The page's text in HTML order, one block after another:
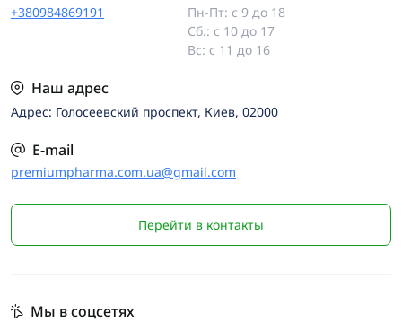
+380984869191
Пн-Пт: с 9 до 18
Сб.: с 10 до 17
Вс: с 11 до 16
Наш адрес
Адрес: Голосеевский проспект, Киев, 02000
E-mail
premiumpharma.com.ua@gmail.com
Перейти в контакты
Мы в соцсетях